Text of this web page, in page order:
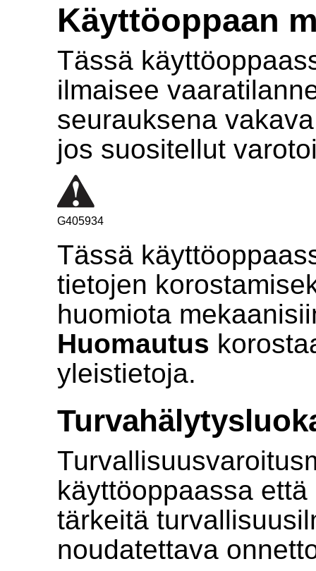
Käyttöoppaan
Tässä
ilmaisee
seurauksena
jos suositellut
G405934
Tässä
tietojen
huomiota
Huomautus
yleistietoja.
käyttöoppaassa
tärkeitä
noudatettava